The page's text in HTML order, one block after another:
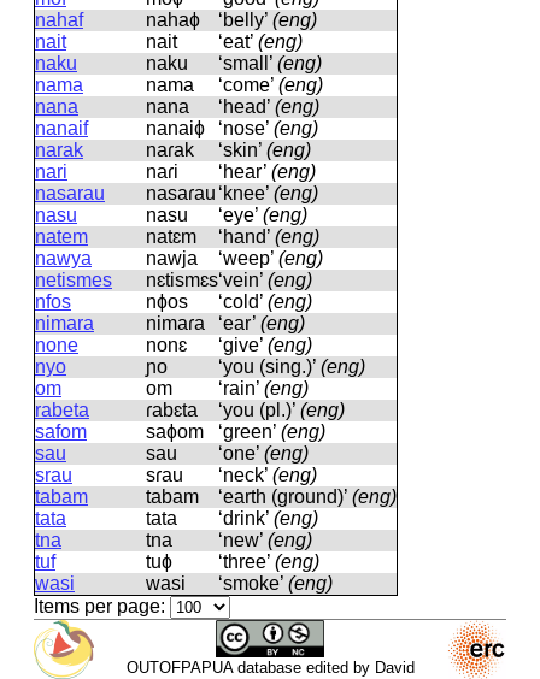
nahaf
nahaɸ ‘belly’ (eng)
nait
nait ‘eat’ (eng)
naku
naku ‘small’ (eng)
nama
nama ‘come’ (eng)
nana
nana ‘head’ (eng)
nanaif
nanaiɸ ‘nose’ (eng)
narak
naɾak ‘skin’ (eng)
nari
naɾi ‘hear’ (eng)
nasarau
nasaɾau ‘knee’ (eng)
nasu
nasu ‘eye’ (eng)
natem
natɛm ‘hand’ (eng)
nawya
nawja ‘weep’ (eng)
netismes
nɛtismɛs‘vein’ (eng)
nfos
nɸos ‘cold’ (eng)
nimara
nimaɾa ‘ear’ (eng)
none
nonɛ ‘give’ (eng)
nyo
ɲo ‘you (sing.)’ (eng)
om
om ‘rain’ (eng)
rabeta
ɾabɛta ‘you (pl.)’ (eng)
safom
saɸom ‘green’ (eng)
sau
sau ‘one’ (eng)
srau
sɾau ‘neck’ (eng)
tabam
tabam ‘earth (ground)’ (eng)
tata
tata ‘drink’ (eng)
tna
tna ‘new’ (eng)
tuf
tuɸ ‘three’ (eng)
wasi
wasi ‘smoke’ (eng)
Items per page:
OUTOFPAPUA database edited by David